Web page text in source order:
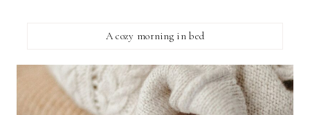
A cozy morning in bed